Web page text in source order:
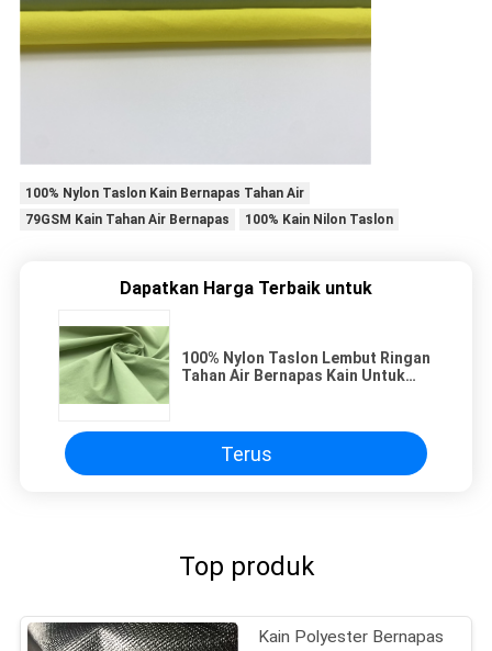
100% Nylon Taslon Kain Bernapas Tahan Air
79GSM Kain Tahan Air Bernapas
100% Kain Nilon Taslon
Dapatkan Harga Terbaik untuk
100% Nylon Taslon Lembut Ringan
Tahan Air Bernapas Kain Untuk
Terus
Top produk
Kain Polyester Bernapas